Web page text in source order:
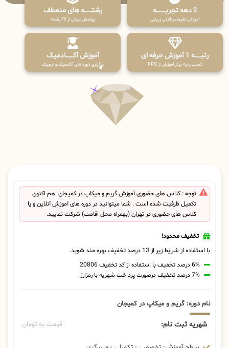
2 دهه تجربـــــــــه
آموزش علوم مراقبتی زیبایی
رشتـــــــه های منعطف
پوشش بیش از 70 رشته
رتبــــــه 1 آموزش حرفه ای
کسب رتبه برتر آموزش از PPQ
آموزش آکـــــــادمیک
برگزاری دوره های آکادمیک و ترمیک
توجه : کلاس های حضوری آموزش گریم و میکاپ در کمیجان هم اکنون
تکمیل ظرفیت شده است . شما میتوانید در دوره های آموزش آنلاین و یا
کلاس های حضوری در تهران (بهمراه محل اقامت) شرکت نمایید.
تخفیف محدود!
با استفاده از شرایط زیر از 13 درصد تخفیف بهره مند شوید.
6% درصد تخفیف با استفاده از کد تخفیف 20806
7% درصد تخفیف درصورت پرداخت شهریه با رمزارز
نام دوره: گریم و میکاپ در کمیجان
شهریه ثبت نام: قیمت به تومان